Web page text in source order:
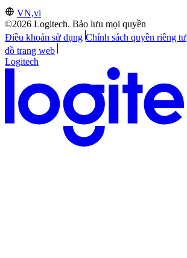
VN,vi
©2026 Logitech. Bảo lưu mọi quyền
Điều khoản sử dụng Chính sách quyền riêng tư
đồ trang web
Logitech